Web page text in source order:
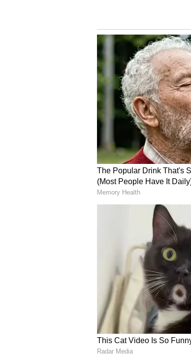
<p> &nbsp;</p>
కల్పవృక్ష వాహన సేవ
శ్యామలారావు, అదనపు ఇఓ